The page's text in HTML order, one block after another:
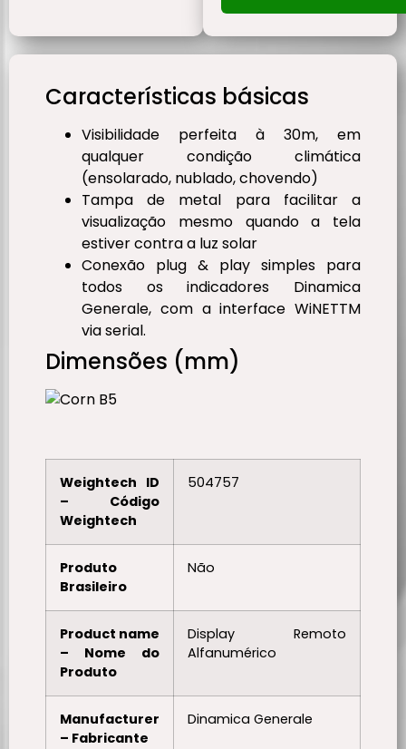
Características básicas
Visibilidade perfeita à 30m, em
qualquer condição climática
(ensolarado, nublado, chovendo)
Tampa de metal para facilitar a
visualização mesmo quando a tela
estiver contra a luz solar
Conexão plug & play simples para
todos os indicadores Dinamica
Generale, com a interface WiNETTM
via serial.
Dimensões (mm)
Weightech ID
– Código
Weightech
504757
Produto
Brasileiro
Não
Product name
– Nome do
Produto
Display Remoto
Alfanumérico
Manufacturer
– Fabricante
Dinamica Generale